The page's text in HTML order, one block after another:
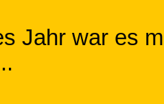
Jahr war es